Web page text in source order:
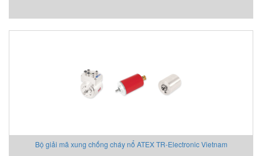
Bộ giải mã xung chống cháy nổ ATEX TR-Electronic Vietnam